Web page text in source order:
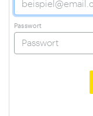
Passwort